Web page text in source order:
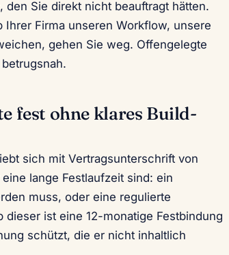
Sie direkt nicht beauftragt hätten.
Ihrer Firma unseren Workflow, unsere
gehen Sie weg. Offengelegte
fest ohne klares Build-
sich mit Vertragsunterschrift von
lange Festlaufzeit sind: ein
muss, oder eine regulierte
ist eine 12-monatige Festbindung
schützt, die er nicht inhaltlich